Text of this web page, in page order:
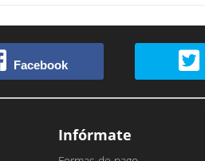
Facebook
Infórmate